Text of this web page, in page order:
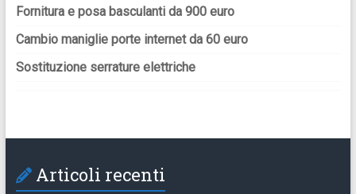
Fornitura e posa basculanti da 900 euro
Cambio maniglie porte internet da 60 euro
Sostituzione serrature elettriche
Articoli recenti